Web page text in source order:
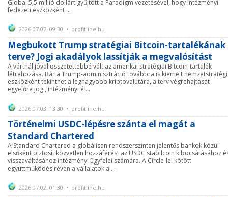
Global 5,5 millió dollárt gyűjtött a Paradigm vezetésével, hogy intézményi
fedezeti eszközként ...
2026.07.07. 09:30 • profitline.hu
Megbukott Trump stratégiai Bitcoin-tartalékának
terve? Jogi akadályok lassítják a megvalósítást
A vártnál jóval összetettebbé vált az amerikai stratégiai Bitcoin-tartalék
létrehozása. Bár a Trump-adminisztráció továbbra is kiemelt
eszközként tekinthet a legnagyobb kriptovalutára, a terv végrehajtását
egyelőre jogi, intézményi é ...
2026.07.03. 13:30 • profitline.hu
Történelmi USDC-lépésre szánta el magát a
Standard Chartered
A Standard Chartered a globálisan rendszerszinten jelentős bankok közül
elsőként biztosít közvetlen hozzáférést az USDC stabilcoin kibocsátásához
visszaváltásához intézményi ügyfelei számára. A Circle-lel kötött
együttműködés révén a vállalatok a ...
2026.07.02. 01:30 • profitline.hu